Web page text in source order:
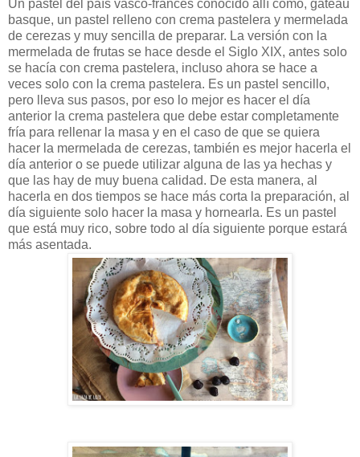
Un pastel del país vasco-francés conocido allí como, gâteau
basque, un pastel relleno con crema pastelera y mermelada
de cerezas y muy sencilla de preparar. La versión con la
mermelada de frutas se hace desde el Siglo XIX, antes solo
se hacía con crema pastelera, incluso ahora se hace a
veces solo con la crema pastelera. Es un pastel sencillo,
pero lleva sus pasos, por eso lo mejor es hacer el día
anterior la crema pastelera que debe estar completamente
fría para rellenar la masa y en el caso de que se quiera
hacer la mermelada de cerezas, también es mejor hacerla el
día anterior o se puede utilizar alguna de las ya hechas y
que las hay de muy buena calidad. De esta manera, al
hacerla en dos tiempos se hace más corta la preparación, al
día siguiente solo hacer la masa y hornearla. Es un pastel
que está muy rico, sobre todo al día siguiente porque estará
más asentada.